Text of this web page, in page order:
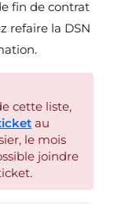
fin de contrat
refaire la DSN
cette liste,
au
le mois
joindre